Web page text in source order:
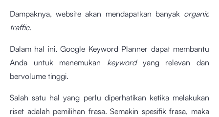
Dampaknya, website akan mendapatkan banyak organic
traffic.
Dalam hal ini, Google Keyword Planner dapat membantu
Anda untuk menemukan keyword yang relevan dan
bervolume tinggi.
Salah satu hal yang perlu diperhatikan ketika melakukan
riset adalah pemilihan frasa. Semakin spesifik frasa, maka